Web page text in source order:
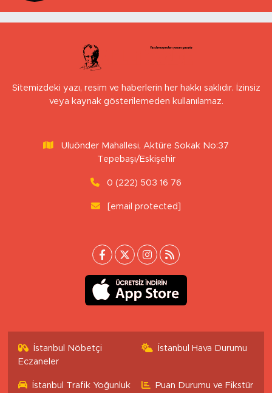
Sitemizdeki yazı, resim ve haberlerin her hakkı saklıdır. İzinsiz
veya kaynak gösterilemeden kullanılamaz.
Uluönder Mahallesi, Aktüre Sokak No:37
Tepebaşı/Eskişehir
0 (222) 503 16 76
[email protected]
İstanbul Nöbetçi
Eczaneler
İstanbul Hava Durumu
İstanbul Trafik Yoğunluk
Puan Durumu ve Fikstür